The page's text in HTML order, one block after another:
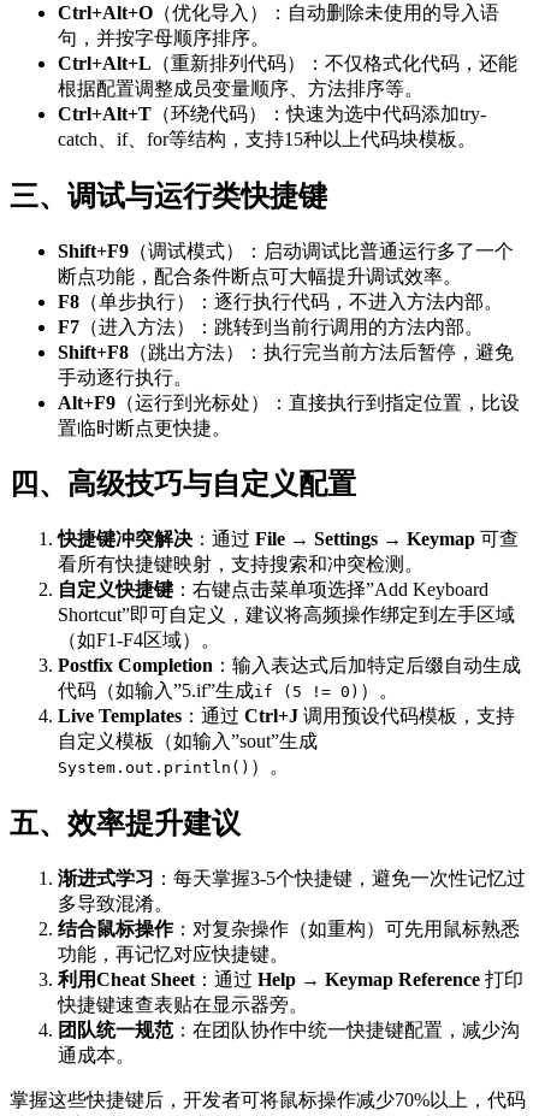
Ctrl+Alt+O （优化导入）：自动删除未使用的导入语
句，并按字母顺序排序。
Ctrl+Alt+L （重新排列代码）：不仅格式化代码，还能
根据配置调整成员变量顺序、方法排序等。
Ctrl+Alt+T （环绕代码）：快速为选中代码添加try-
catch、if、for等结构，支持15种以上代码块模板。
三、调试与运行类快捷键
Shift+F9 （调试模式）：启动调试比普通运行多了一个
断点功能，配合条件断点可大幅提升调试效率。
F8 （单步执行）：逐行执行代码，不进入方法内部。
F7 （进入方法）：跳转到当前行调用的方法内部。
Shift+F8 （跳出方法）：执行完当前方法后暂停，避免
手动逐行执行。
Alt+F9 （运行到光标处）：直接执行到指定位置，比设
置临时断点更快捷。
四、高级技巧与自定义配置
快捷键冲突解决 ：通过 File → Settings → Keymap 可查
看所有快捷键映射，支持搜索和冲突检测。
自定义快捷键 ：右键点击菜单项选择”Add Keyboard
Shortcut”即可自定义，建议将高频操作绑定到左手区域
（如F1-F4区域）。
Postfix Completion ：输入表达式后加特定后缀自动生成
代码（如输入”5.if”生成if (5 != 0) ）。
Live Templates ：通过 Ctrl+J 调用预设代码模板，支持
自定义模板（如输入”sout”生成
System.out.println() ）。
五、效率提升建议
渐进式学习 ：每天掌握3-5个快捷键，避免一次性记忆过
多导致混淆。
结合鼠标操作：对复杂操作（如重构）可先用鼠标熟悉
功能，再记忆对应快捷键。
利用Cheat Sheet ：通过 Help → Keymap Reference 打印
快捷键速查表贴在显示器旁。
团队统一规范：在团队协作中统一快捷键配置，减少沟
通成本。
掌握这些快捷键后，开发者可将鼠标操作减少70%以上，代码